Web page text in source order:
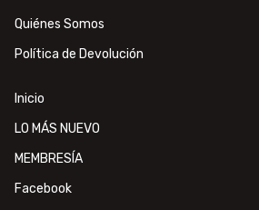
Quiénes Somos
Política de Devolución
Inicio
LO MÁS NUEVO
MEMBRESÍA
Facebook